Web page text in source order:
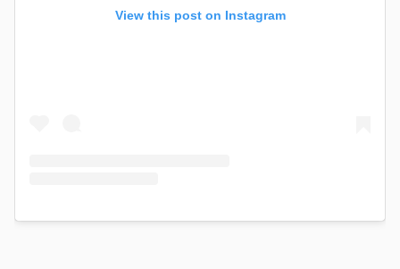
View this post on Instagram